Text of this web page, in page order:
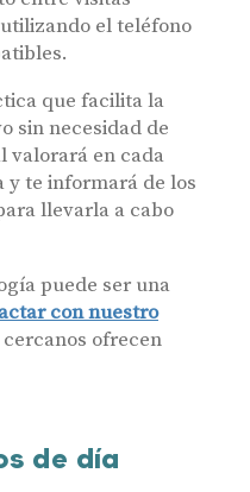
el teléfono
que facilita la
sin necesidad de
valorará en cada
y te informará de los
llevarla a cabo
puede ser una
con nuestro
ofrecen
de día